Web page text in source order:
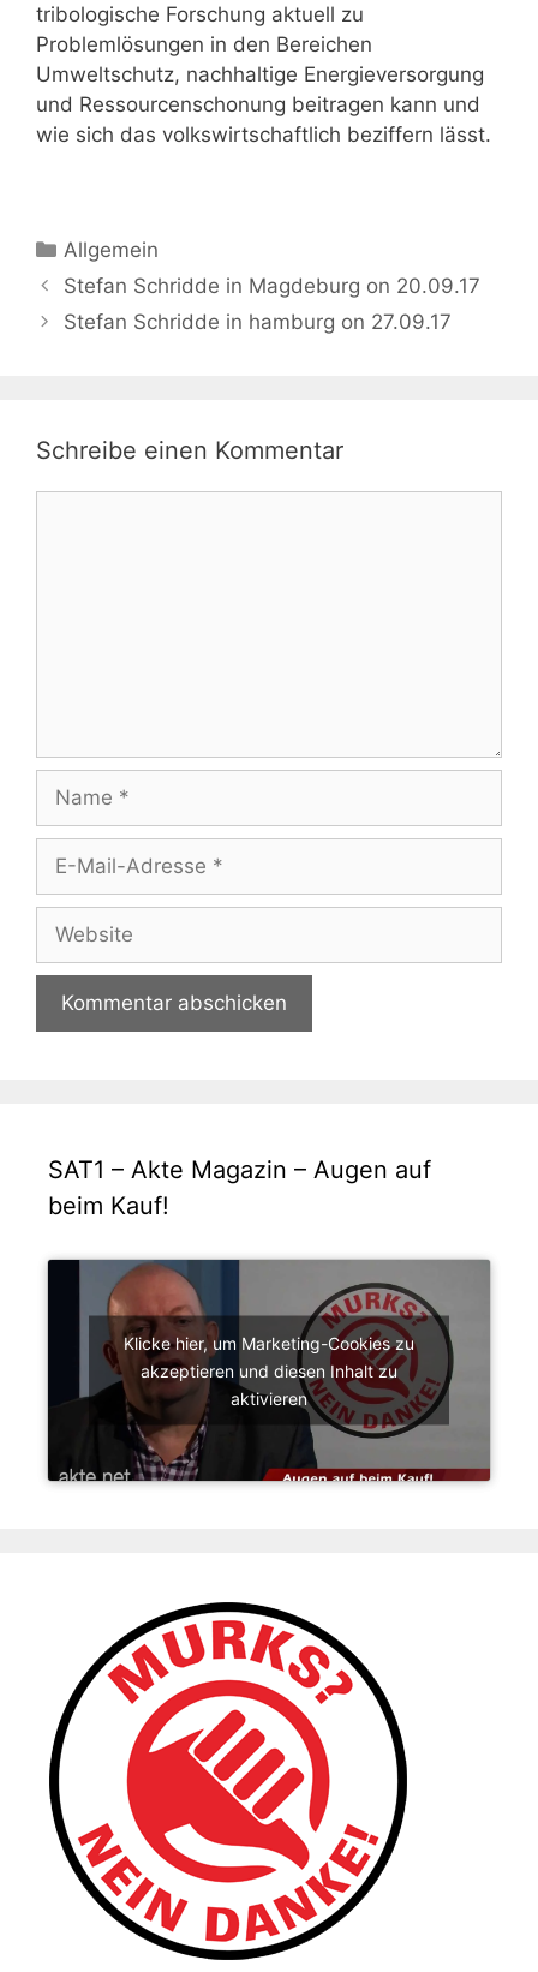
tribologische Forschung aktuell zu
Problemlösungen in den Bereichen
Umweltschutz, nachhaltige Energieversorgung
und Ressourcenschonung beitragen kann und
wie sich das volkswirtschaftlich beziffern lässt.
Kategorien
Allgemein
Stefan Schridde in Magdeburg on 20.09.17
Stefan Schridde in hamburg on 27.09.17
Schreibe einen Kommentar
Mail-
Adresse
SAT1 – Akte Magazin – Augen auf
beim Kauf!
Klicke hier, um Marketing-Cookies zu
akzeptieren und diesen Inhalt zu
aktivieren